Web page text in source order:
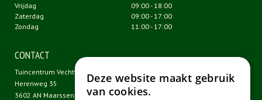
Vrijdag
09:00 - 18:00
Zaterdag
09:00 - 17:00
Zondag
11:00 - 17:00
CONTACT
Tuincentrum Vechtweelde
Herenweg 35
3602 AN Maarssen
Deze website maakt gebruik
van cookies.